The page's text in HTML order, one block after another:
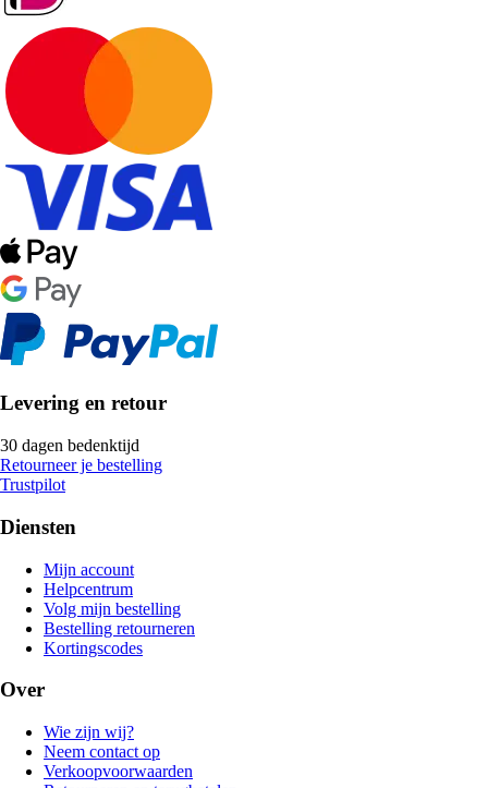
Levering en retour
30 dagen bedenktijd
Retourneer je bestelling
Trustpilot
Diensten
Mijn account
Helpcentrum
Volg mijn bestelling
Bestelling retourneren
Kortingscodes
Over
Wie zijn wij?
Neem contact op
Verkoopvoorwaarden